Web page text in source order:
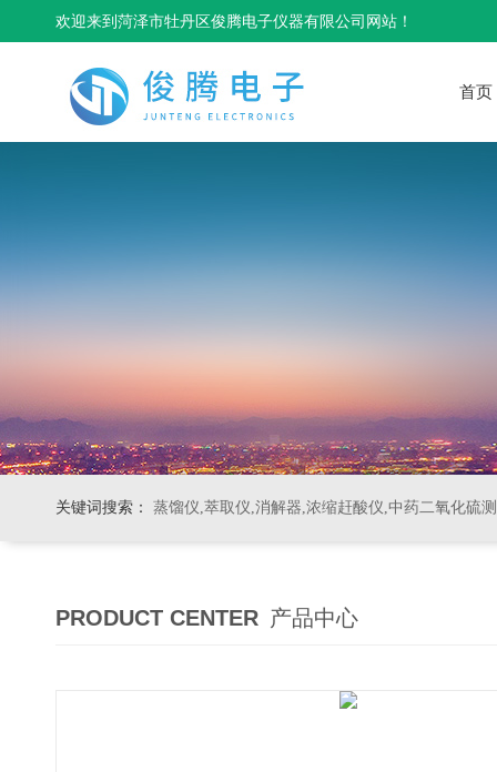
欢迎来到菏泽市牡丹区俊腾电子仪器有限公司网站！
首页
关键词搜索： 蒸馏仪,萃取仪,消解器,浓缩赶酸仪,中药二氧化硫
PRODUCT CENTER 产品中心